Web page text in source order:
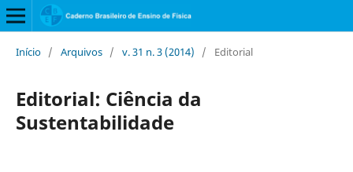
Início / Arquivos / v. 31 n. 3 (2014) / Editorial
Editorial: Ciência da
Sustentabilidade